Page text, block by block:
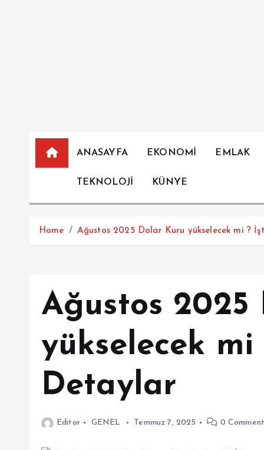
ANASAYFA EKONOMİ EMLAK
TEKNOLOJİ KÜNYE
Home Ağustos 2025 Dolar Kuru yükselecek mi ?
Ağustos 2025
yükselecek mi
Detaylar
Editor GENEL Temmuz 7, 2025 0